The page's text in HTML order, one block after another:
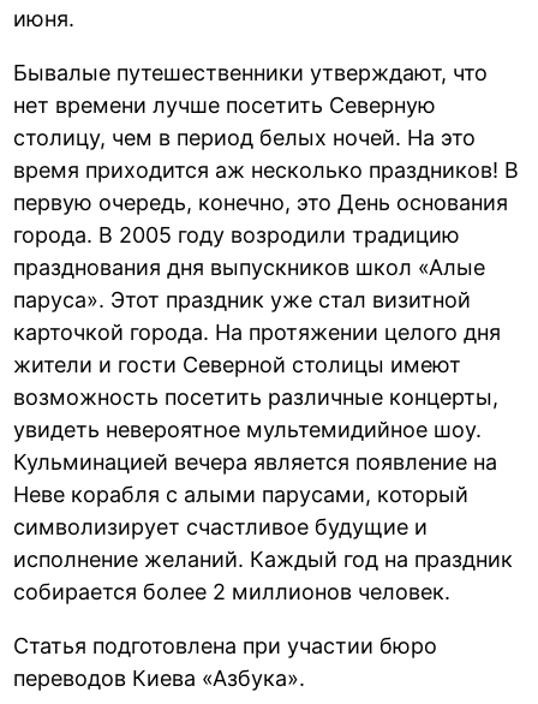
июня.
Бывалые путешественники утверждают, что
нет времени лучше посетить Северную
столицу, чем в период белых ночей. На это
время приходится аж несколько праздников! В
первую очередь, конечно, это День основания
города. В 2005 году возродили традицию
празднования дня выпускников школ «Алые
паруса». Этот праздник уже стал визитной
карточкой города. На протяжении целого дня
жители и гости Северной столицы имеют
возможность посетить различные концерты,
увидеть невероятное мультемидийное шоу.
Кульминацией вечера является появление на
Неве корабля с алыми парусами, который
символизирует счастливое будущие и
исполнение желаний. Каждый год на праздник
собирается более 2 миллионов человек.
Статья подготовлена при участии бюро
переводов Киева «Азбука».